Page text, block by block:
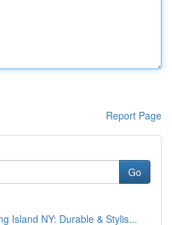
Report Page
Go
Island NY: Durable & Stylis...